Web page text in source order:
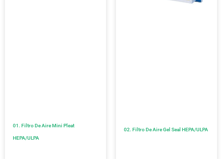
01. Filtro De Aire Mini Pleat
HEPA/ULPA
02. Filtro De Aire Gel Seal HEPA/ULPA